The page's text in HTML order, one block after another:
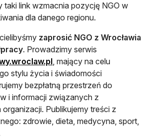
taki link wzmacnia pozycję NGO w
dla danego regionu.
zaprosić NGO z Wrocławia
. Prowadzimy serwis
otwiera się w nowej karcie
, mający na celu
stylu życia i świadomości
bezpłatną przestrzeń do
i informacji związanych z
organizacji. Publikujemy treści z
zdrowie, dieta, medycyna, sport,